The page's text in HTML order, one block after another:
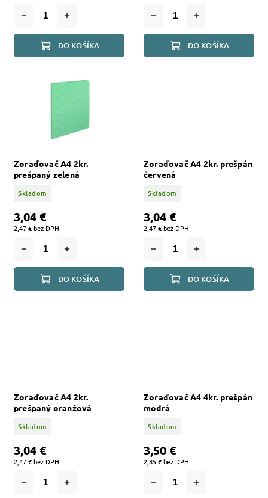
DO KOŠÍKA DO KOŠÍKA
Zoraďovač A4 2kr.
prešpaný zelená
Skladom
2,47 € bez DPH
3,04 €
DO KOŠÍKA
Zoraďovač A4 2kr. prešpán
červená
Skladom
2,47 € bez DPH
3,04 €
DO KOŠÍKA
Zoraďovač A4 2kr.
prešpaný oranžová
Skladom
2,47 € bez DPH
3,04 €
Zoraďovač A4 4kr. prešpán
modrá
Skladom
2,85 € bez DPH
3,50 €